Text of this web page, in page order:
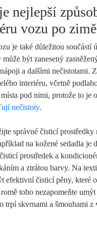
nejlepší
vozu po
je také důležitou součástí
být zanesený
a dalšími nečistotami.
interiéru, včetně
místa pod nimi, protože to je
nečistoty.
správné čisticí prostředky
na kožené sedadla je
prostředek a
a ztrátou barvy. Na
efektivní čisticí pěny, které
toho nezapomeňte
trpí skvrnami a šmouhami z